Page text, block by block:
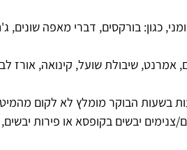
כגון: בורקסים, דברי מאפה שונים,
בשעות הבוקר מומלץ לא לקום
צנימים יבשים בקופסא או פירות